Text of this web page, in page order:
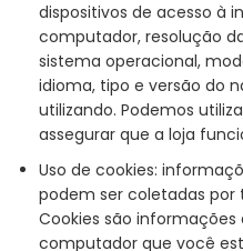
dispositivos de acesso à
computador, resolução
sistema operacional,
idioma, tipo e versão do
utilizando. Podemos
assegurar que a loja
Uso de cookies:
podem ser coletadas por
Cookies são
computador que você